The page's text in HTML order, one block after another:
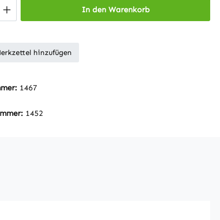
Anzahl: Gib den gewünschten Wert
In den Warenkorb
hinzufügen
1467
1452